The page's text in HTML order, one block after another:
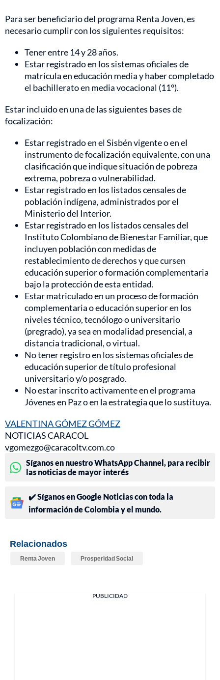
Para ser beneficiario del programa Renta Joven, es
necesario cumplir con los siguientes requisitos:
Tener entre 14 y 28 años.
Estar registrado en los sistemas oficiales de
matrícula en educación media y haber completado
el bachillerato en media vocacional (11°).
Estar incluido en una de las siguientes bases de
focalización:
Estar registrado en el Sisbén vigente o en el
instrumento de focalización equivalente, con una
clasificación que indique situación de pobreza
extrema, pobreza o vulnerabilidad.
Estar registrado en los listados censales de
población indígena, administrados por el
Ministerio del Interior.
Estar registrado en los listados censales del
Instituto Colombiano de Bienestar Familiar, que
incluyen población con medidas de
restablecimiento de derechos y que cursen
educación superior o formación complementaria
bajo la protección de esta entidad.
Estar matriculado en un proceso de formación
complementaria o educación superior en los
niveles técnico, tecnólogo o universitario
(pregrado), ya sea en modalidad presencial, a
distancia tradicional, o virtual.
No tener registro en los sistemas oficiales de
educación superior de título profesional
universitario y/o posgrado.
No estar inscrito activamente en el programa
Jóvenes en Paz o en la estrategia que lo sustituya.
VALENTINA GÓMEZ GÓMEZ
NOTICIAS CARACOL
vgomezgo@caracoltv.com.co
Síganos en nuestro WhatsApp Channel, para recibir
las noticias de mayor interés
✔️ Síganos en Google Noticias con toda la
información de Colombia y el mundo.
Relacionados
Renta Joven Prosperidad Social
PUBLICIDAD